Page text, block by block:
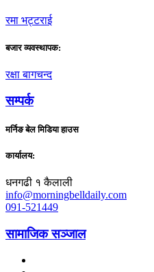
रमा भट्टराई
बजार व्यवस्थापक:
रक्षा बागचन्द
सम्पर्क
मर्निङ बेल मिडिया हाउस
कार्यालय:
धनगढी १ कैलाली
info@morningbelldaily.com
091-521449
सामाजिक सञ्जाल